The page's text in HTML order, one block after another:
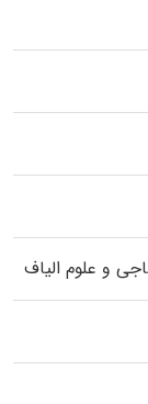
و علوم الیاف